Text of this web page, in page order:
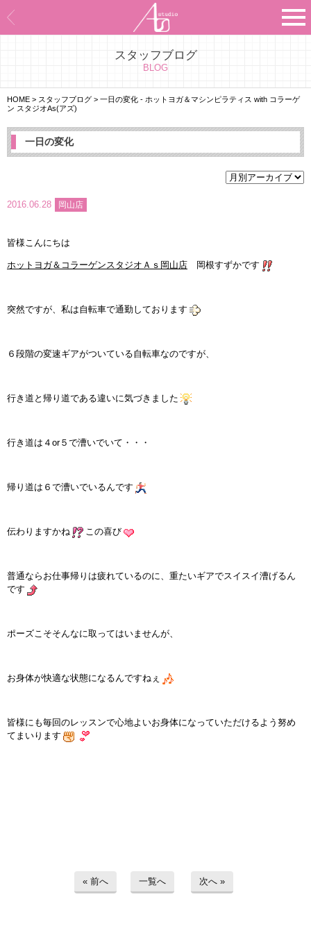
スタッフブログ
BLOG
HOME > スタッフブログ > 一日の変化 - ホットヨガ＆マシンピラティス with コラーゲ
ン スタジオAs(アズ)
一日の変化
2016.06.28 岡山店
皆様こんにちは
ホットヨガ＆コラーゲンスタジオＡｓ岡山店 岡根すずかです
突然ですが、私は自転車で通勤しております
６段階の変速ギアがついている自転車なのですが、
行き道と帰り道である違いに気づきました
行き道は４or５で漕いでいて・・・
帰り道は６で漕いでいるんです
伝わりますかね この喜び
普通ならお仕事帰りは疲れているのに、重たいギアでスイスイ漕げるん
です
ポーズこそそんなに取ってはいませんが、
お身体が快適な状態になるんですねぇ
皆様にも毎回のレッスンで心地よいお身体になっていただけるよう努め
てまいります
« 前へ 一覧へ 次へ »
Asのコンセプト
Asのナビゲーションシステム
施設紹介
エビデンス
指導員育成コース